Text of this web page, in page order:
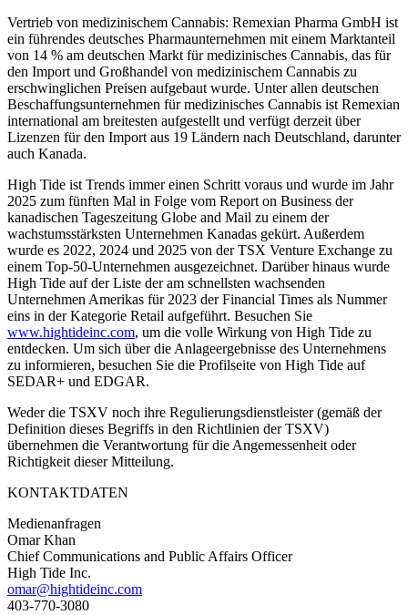
Vertrieb von medizinischem Cannabis: Remexian Pharma GmbH ist
ein führendes deutsches Pharmaunternehmen mit einem Marktanteil
von 14 % am deutschen Markt für medizinisches Cannabis, das für
den Import und Großhandel von medizinischem Cannabis zu
erschwinglichen Preisen aufgebaut wurde. Unter allen deutschen
Beschaffungsunternehmen für medizinisches Cannabis ist Remexian
international am breitesten aufgestellt und verfügt derzeit über
Lizenzen für den Import aus 19 Ländern nach Deutschland, darunter
auch Kanada.
High Tide ist Trends immer einen Schritt voraus und wurde im Jahr
2025 zum fünften Mal in Folge vom Report on Business der
kanadischen Tageszeitung Globe and Mail zu einem der
wachstumsstärksten Unternehmen Kanadas gekürt. Außerdem
wurde es 2022, 2024 und 2025 von der TSX Venture Exchange zu
einem Top-50-Unternehmen ausgezeichnet. Darüber hinaus wurde
High Tide auf der Liste der am schnellsten wachsenden
Unternehmen Amerikas für 2023 der Financial Times als Nummer
eins in der Kategorie Retail aufgeführt. Besuchen Sie
www.hightideinc.com, um die volle Wirkung von High Tide zu
entdecken. Um sich über die Anlageergebnisse des Unternehmens
zu informieren, besuchen Sie die Profilseite von High Tide auf
SEDAR+ und EDGAR.
Weder die TSXV noch ihre Regulierungsdienstleister (gemäß der
Definition dieses Begriffs in den Richtlinien der TSXV)
übernehmen die Verantwortung für die Angemessenheit oder
Richtigkeit dieser Mitteilung.
KONTAKTDATEN
Medienanfragen
Omar Khan
Chief Communications and Public Affairs Officer
High Tide Inc.
omar@hightideinc.com
403-770-3080